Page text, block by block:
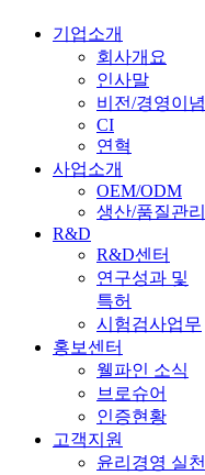
기업소개
회사개요
인사말
비전/경영이념
CI
연혁
사업소개
OEM/ODM
생산/품질관리
R&D
R&D센터
연구성과 및
특허
시험검사업무
홍보센터
웰파인 소식
브로슈어
인증현황
고객지원
윤리경영 실천